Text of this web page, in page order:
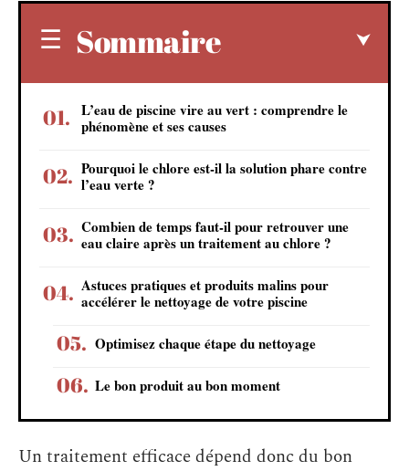
Sommaire
L’eau de piscine vire au vert : comprendre le
phénomène et ses causes
Pourquoi le chlore est-il la solution phare contre
l’eau verte ?
Combien de temps faut-il pour retrouver une
eau claire après un traitement au chlore ?
Astuces pratiques et produits malins pour
accélérer le nettoyage de votre piscine
Optimisez chaque étape du nettoyage
Le bon produit au bon moment
Un traitement efficace dépend donc du bon